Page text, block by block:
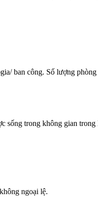
ban công. Số lượng
sống trong không gian
ngoại lệ.